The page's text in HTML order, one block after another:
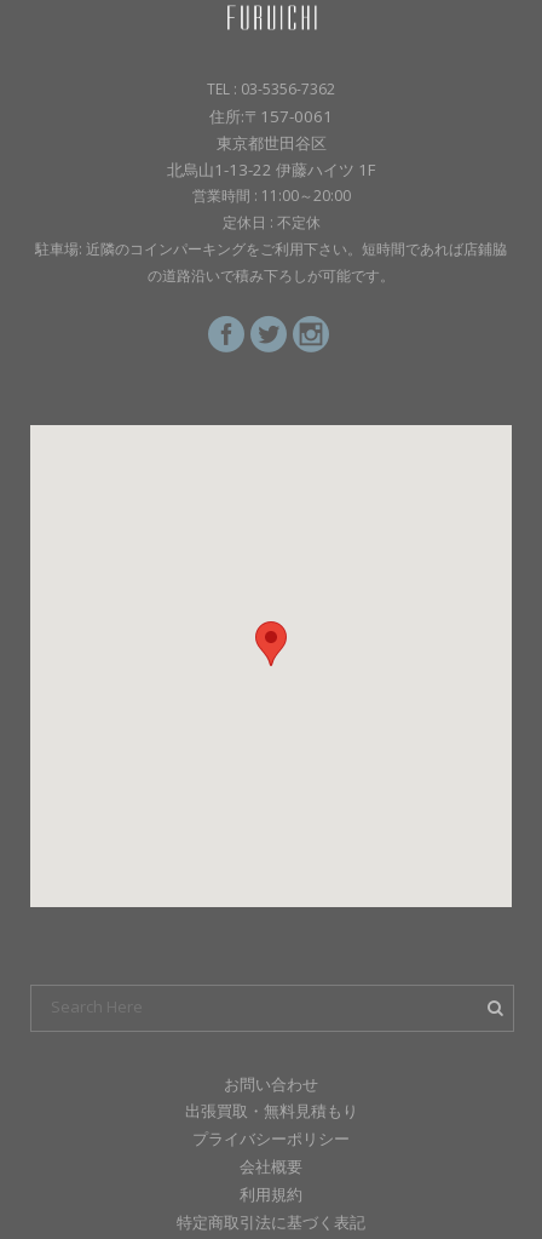
TEL : 03-5356-7362
住所:〒157-0061
東京都世田谷区
北烏山1-13-22 伊藤ハイツ 1F
営業時間 : 11:00～20:00
定休日 : 不定休
駐車場: 近隣のコインパーキングをご利用下さい。短時間であれば店鋪脇
の道路沿いで積み下ろしが可能です。
お問い合わせ
出張買取・無料見積もり
プライバシーポリシー
会社概要
利用規約
特定商取引法に基づく表記